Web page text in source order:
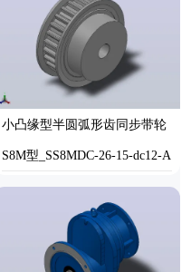
小凸缘型半圆弧形齿同步带轮
S8M型_SS8MDC-26-15-dc12-A
SOLIDWORKS